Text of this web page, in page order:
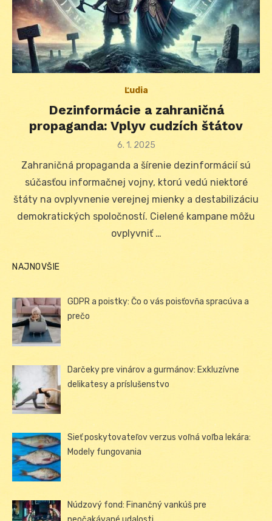
Ľudia
Dezinformácie a zahraničná
propaganda: Vplyv cudzích štátov
Posted
6. 1. 2025
Zahraničná propaganda a šírenie dezinformácií sú
súčasťou informačnej vojny, ktorú vedú niektoré
štáty na ovplyvnenie verejnej mienky a destabilizáciu
demokratických spoločností. Cielené kampane môžu
ovplyvniť …
NAJNOVŠIE
GDPR a poistky: Čo o vás poisťovňa spracúva a
prečo
Darčeky pre vinárov a gurmánov: Exkluzívne
delikatesy a príslušenstvo
Sieť poskytovateľov verzus voľná voľba lekára:
Modely fungovania
Núdzový fond: Finančný vankúš pre